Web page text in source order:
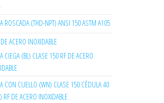
ROSCADA (THD-NPT) ANSI 150 ASTM A105
ACERO INOXIDABLE
CIEGA (BL) CLASE 150 RF DE ACERO
CON CUELLO (WN) CLASE 150 CÉDULA 40
RF DE ACERO INOXIDABLE